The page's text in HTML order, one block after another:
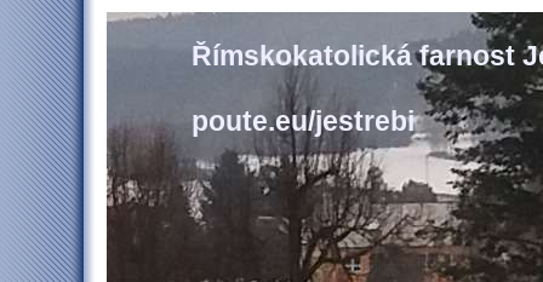
Římskokatolická farnost
poute.eu/jestrebi